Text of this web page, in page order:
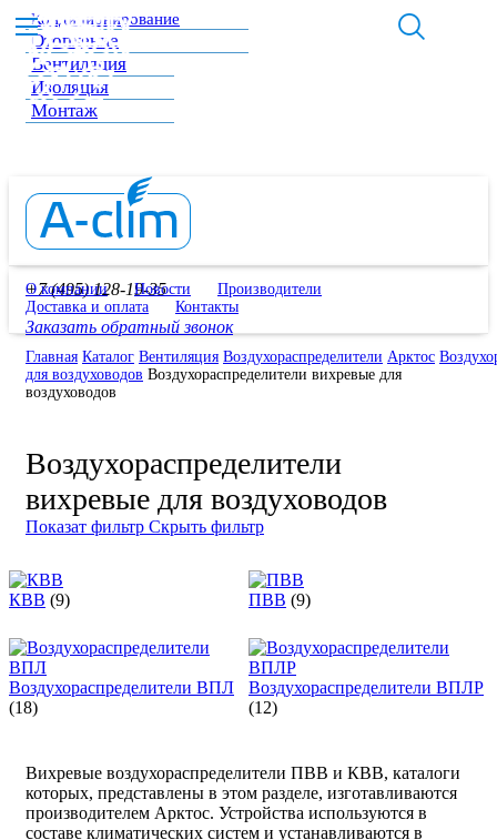
Кондиционирование
Отопление
Вентиляция
Изоляция
Монтаж
+7 (495) 128-19-35
Заказать обратный звонок
О компании Новости
Производители
Доставка и оплата
Контакты
Главная Каталог Вентиляция Воздухораспределители Арктос
для воздуховодов Воздухораспределители вихревые для
воздуховодов
Воздухораспределители
вихревые для воздуховодов
Показат фильтр Скрыть фильтр
КВВ (9) ПВВ (9)
Воздухораспределители ВПЛ
(18)
Воздухораспределители ВПЛР
(12)
Вихревые воздухораспределители ПВВ и КВВ, каталоги
которых, представлены в этом разделе, изготавливаются
производителем Арктос. Устройства используются в
составе климатических систем и устанавливаются в